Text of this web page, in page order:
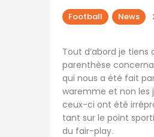
Football News
Tout d’abord je tiens
parenthèse
qui nous a été fait
waremme et non les
ceux-ci ont été
tant sur le point
du fair-play.